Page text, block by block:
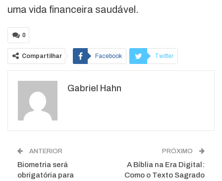
uma vida financeira saudável.
0
Compartilhar Facebook Twitter
WhatsApp
Gabriel Hahn
ANTERIOR
Biometria será
obrigatória para
PRÓXIMO
A Bíblia na Era Digital:
Como o Texto Sagrado